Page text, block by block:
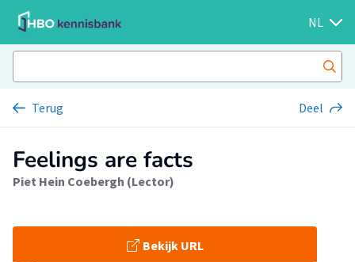
NL
Terug Deel
Feelings are facts
Piet Hein Coebergh (Lector)
Bekijk URL